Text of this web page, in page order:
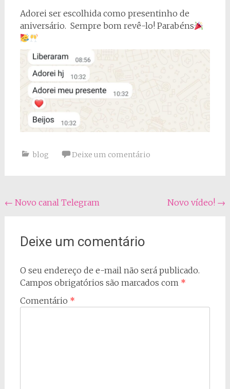
Adorei ser escolhida como presentinho de
aniversário. Sempre bom revê-lo! Parabéns
blog Deixe um comentário
Navegação
post
← Novo canal Telegram Novo vídeo! →
Deixe um comentário
O seu endereço de e-mail não será publicado.
Campos obrigatórios são marcados com *
Comentário *